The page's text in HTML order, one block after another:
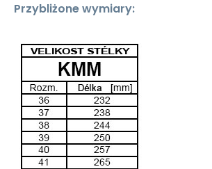
Przybliżone wymiary: